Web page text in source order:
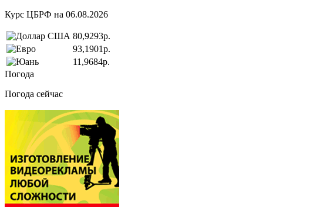
Курс ЦБРФ на 06.08.2026
80,9293р.
93,1901р.
11,9684р.
Погода
Погода сейчас